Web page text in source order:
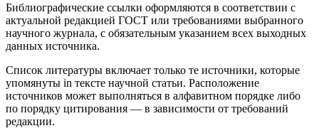
Библиографические ссылки оформляются в соответствии с
актуальной редакцией ГОСТ или требованиями выбранного
научного журнала, с обязательным указанием всех выходных
данных источника.
Список литературы включает только те источники, которые
упомянуты in тексте научной статьи. Расположение
источников может выполняться в алфавитном порядке либо
по порядку цитирования — в зависимости от требований
редакции.